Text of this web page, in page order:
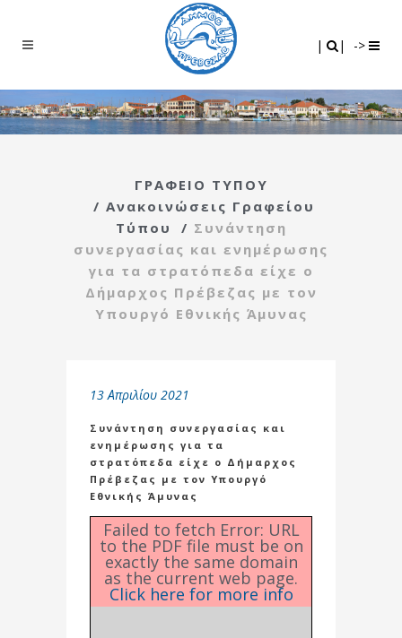
| | ->
ΓΡΑΦΕΙΟ ΤΥΠΟΥ
/ Ανακοινώσεις Γραφείου
Τύπου
/ Συνάντηση
συνεργασίας και ενημέρωσης
για τα στρατόπεδα είχε ο
Δήμαρχος Πρέβεζας με τον
Υπουργό Εθνικής Άμυνας
13 Απριλίου 2021
Συνάντηση συνεργασίας και
ενημέρωσης για τα
στρατόπεδα είχε ο Δήμαρχος
Πρέβεζας με τον Υπουργό
Εθνικής Άμυνας
Failed to fetch Error: URL
to the PDF file must be on
exactly the same domain
as the current web page.
Click here for more info